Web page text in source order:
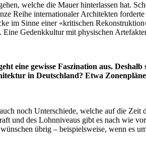
welche die Mauer hinterlassen hat.
Reihe internationaler Architekten
im Sinne einer «kritischen
Gedenkkultur mit physischen
eine gewisse Faszination aus.
in Deutschland? Etwa
noch Unterschiede, welche auf die
und des Lohnniveaus gibt es nach wie
übrig – beispielsweise, wenn es